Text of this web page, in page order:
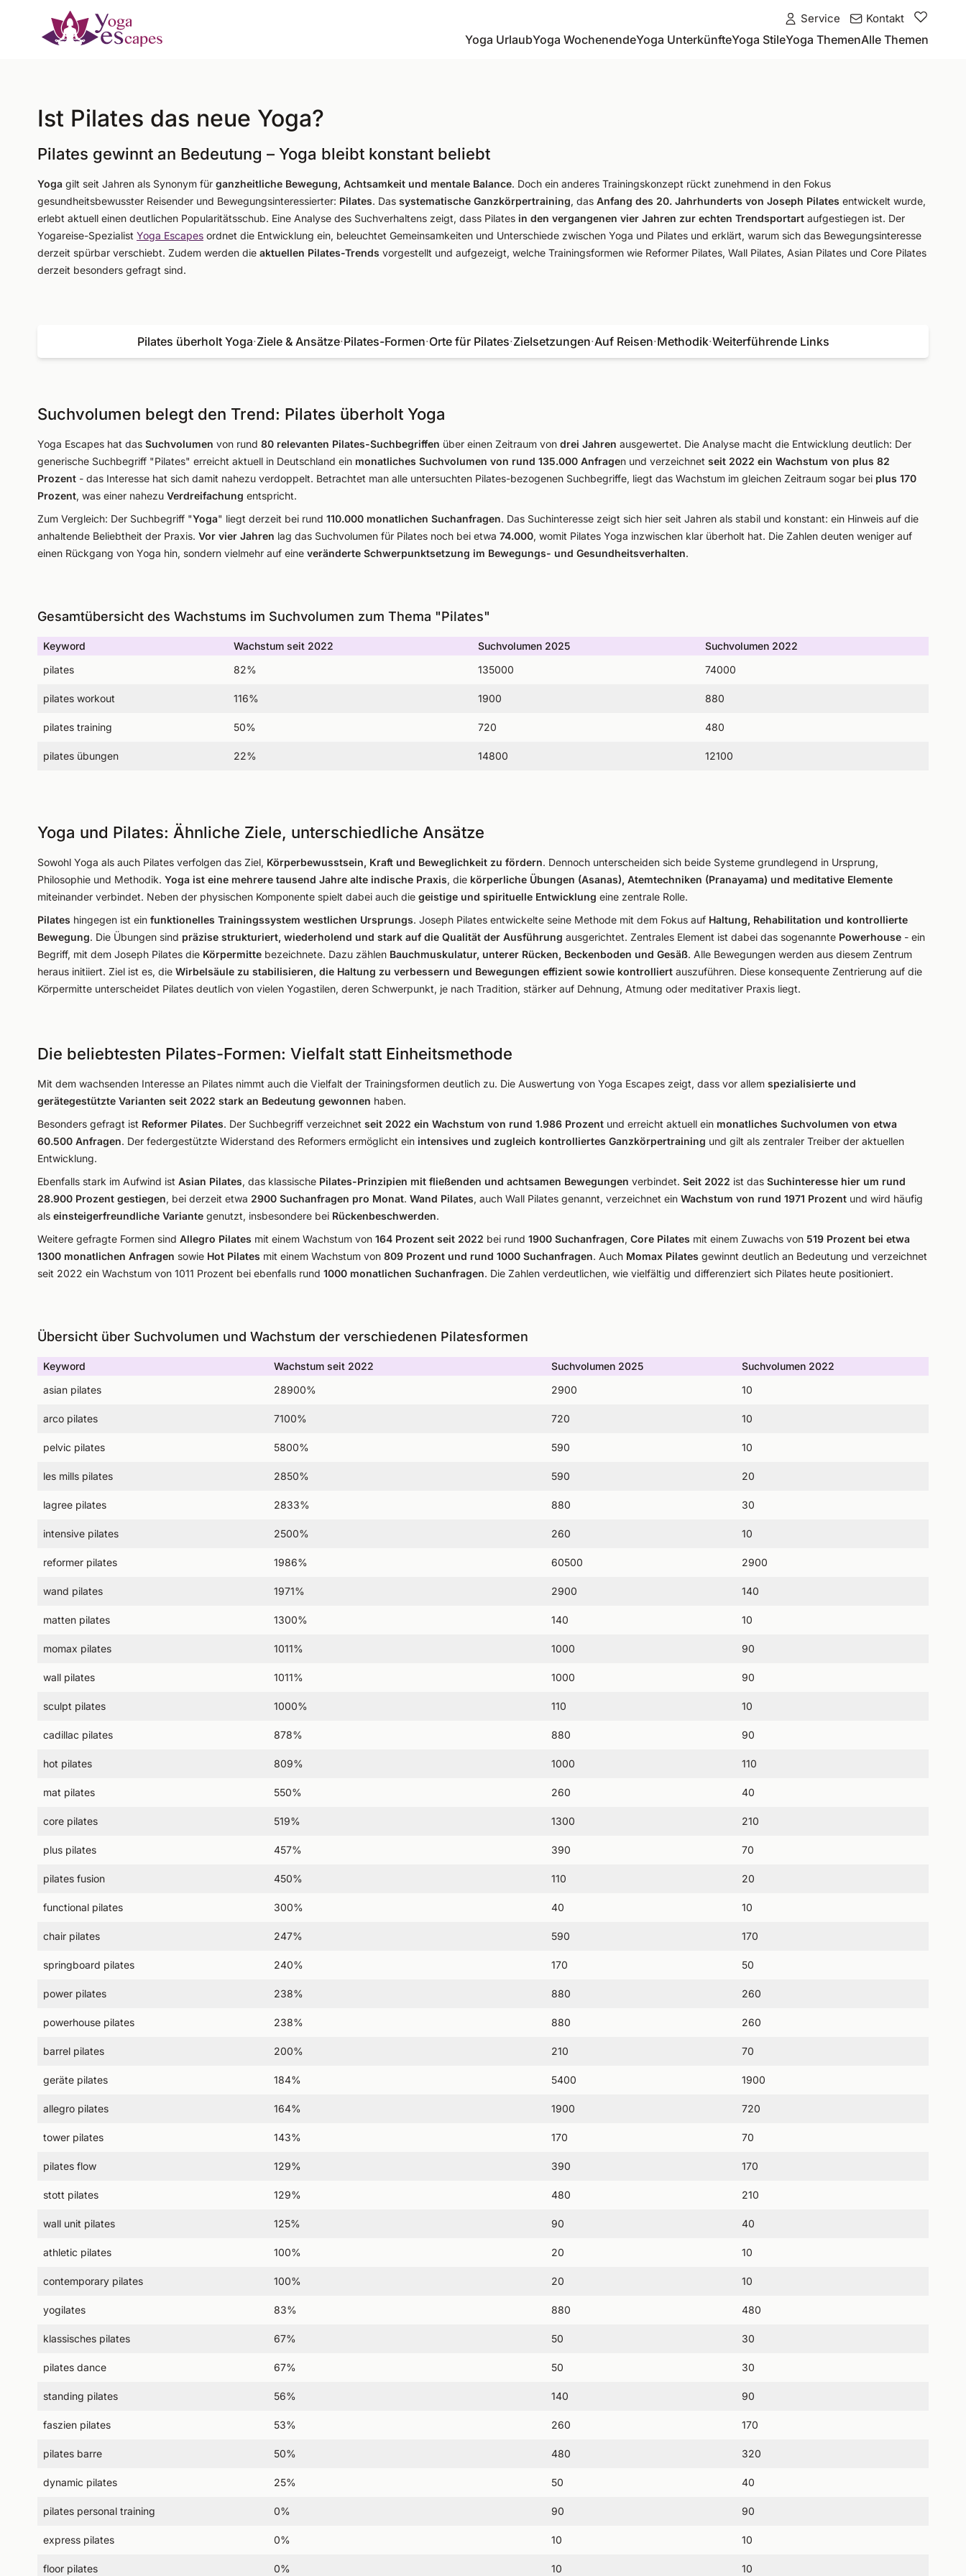
Zum Hauptinhalt springen
Service Kontakt
Yoga UrlaubYoga WochenendeYoga UnterkünfteYoga StileYoga ThemenAlle Themen
Ist Pilates das neue Yoga?
Pilates gewinnt an Bedeutung – Yoga bleibt konstant beliebt
Yoga gilt seit Jahren als Synonym für ganzheitliche Bewegung, Achtsamkeit und mentale Balance. Doch ein anderes Trainingskonzept rückt zunehmend in den Fokus
gesundheitsbewusster Reisender und Bewegungsinteressierter: Pilates. Das systematische Ganzkörpertraining, das Anfang des 20. Jahrhunderts von Joseph Pilates entwickelt wurde,
erlebt aktuell einen deutlichen Popularitätsschub. Eine Analyse des Suchverhaltens zeigt, dass Pilates in den vergangenen vier Jahren zur echten Trendsportart aufgestiegen ist. Der
Yogareise-Spezialist Yoga Escapes ordnet die Entwicklung ein, beleuchtet Gemeinsamkeiten und Unterschiede zwischen Yoga und Pilates und erklärt, warum sich das Bewegungsinteresse
derzeit spürbar verschiebt. Zudem werden die aktuellen Pilates-Trends vorgestellt und aufgezeigt, welche Trainingsformen wie Reformer Pilates, Wall Pilates, Asian Pilates und Core Pilates
derzeit besonders gefragt sind.
Pilates überholt Yoga·Ziele & Ansätze·Pilates-Formen·Orte für Pilates·Zielsetzungen·Auf Reisen·Methodik·Weiterführende Links
Suchvolumen belegt den Trend: Pilates überholt Yoga
Yoga Escapes hat das Suchvolumen von rund 80 relevanten Pilates-Suchbegriffen über einen Zeitraum von drei Jahren ausgewertet. Die Analyse macht die Entwicklung deutlich: Der
generische Suchbegriff "Pilates" erreicht aktuell in Deutschland ein monatliches Suchvolumen von rund 135.000 Anfragen und verzeichnet seit 2022 ein Wachstum von plus 82
Prozent - das Interesse hat sich damit nahezu verdoppelt. Betrachtet man alle untersuchten Pilates-bezogenen Suchbegriffe, liegt das Wachstum im gleichen Zeitraum sogar bei plus 170
Prozent, was einer nahezu Verdreifachung entspricht.
Zum Vergleich: Der Suchbegriff "Yoga" liegt derzeit bei rund 110.000 monatlichen Suchanfragen. Das Suchinteresse zeigt sich hier seit Jahren als stabil und konstant: ein Hinweis auf die
anhaltende Beliebtheit der Praxis. Vor vier Jahren lag das Suchvolumen für Pilates noch bei etwa 74.000, womit Pilates Yoga inzwischen klar überholt hat. Die Zahlen deuten weniger auf
einen Rückgang von Yoga hin, sondern vielmehr auf eine veränderte Schwerpunktsetzung im Bewegungs- und Gesundheitsverhalten.
Gesamtübersicht des Wachstums im Suchvolumen zum Thema "Pilates"
Keyword Wachstum seit 2022 Suchvolumen 2025
Suchvolumen 2022
pilates
82% 135000 74000
pilates workout 116% 1900 880
pilates training 50% 720 480
pilates übungen 22% 14800 12100
Yoga und Pilates: Ähnliche Ziele, unterschiedliche Ansätze
Sowohl Yoga als auch Pilates verfolgen das Ziel, Körperbewusstsein, Kraft und Beweglichkeit zu fördern. Dennoch unterscheiden sich beide Systeme grundlegend in Ursprung,
Philosophie und Methodik. Yoga ist eine mehrere tausend Jahre alte indische Praxis, die körperliche Übungen (Asanas), Atemtechniken (Pranayama) und meditative Elemente
miteinander verbindet. Neben der physischen Komponente spielt dabei auch die geistige und spirituelle Entwicklung eine zentrale Rolle.
Pilates hingegen ist ein funktionelles Trainingssystem westlichen Ursprungs. Joseph Pilates entwickelte seine Methode mit dem Fokus auf Haltung, Rehabilitation und kontrollierte
Bewegung. Die Übungen sind präzise strukturiert, wiederholend und stark auf die Qualität der Ausführung ausgerichtet. Zentrales Element ist dabei das sogenannte Powerhouse - ein
Begriff, mit dem Joseph Pilates die Körpermitte bezeichnete. Dazu zählen Bauchmuskulatur, unterer Rücken, Beckenboden und Gesäß. Alle Bewegungen werden aus diesem Zentrum
heraus initiiert. Ziel ist es, die Wirbelsäule zu stabilisieren, die Haltung zu verbessern und Bewegungen effizient sowie kontrolliert auszuführen. Diese konsequente Zentrierung auf die
Körpermitte unterscheidet Pilates deutlich von vielen Yogastilen, deren Schwerpunkt, je nach Tradition, stärker auf Dehnung, Atmung oder meditativer Praxis liegt.
Die beliebtesten Pilates-Formen: Vielfalt statt Einheitsmethode
Mit dem wachsenden Interesse an Pilates nimmt auch die Vielfalt der Trainingsformen deutlich zu. Die Auswertung von Yoga Escapes zeigt, dass vor allem spezialisierte und
gerätegestützte Varianten seit 2022 stark an Bedeutung gewonnen haben.
Besonders gefragt ist Reformer Pilates. Der Suchbegriff verzeichnet seit 2022 ein Wachstum von rund 1.986 Prozent und erreicht aktuell ein monatliches Suchvolumen von etwa
60.500 Anfragen. Der federgestützte Widerstand des Reformers ermöglicht ein intensives und zugleich kontrolliertes Ganzkörpertraining und gilt als zentraler Treiber der aktuellen
Entwicklung.
Ebenfalls stark im Aufwind ist Asian Pilates, das klassische Pilates-Prinzipien mit fließenden und achtsamen Bewegungen verbindet. Seit 2022 ist das Suchinteresse hier um rund
28.900 Prozent gestiegen, bei derzeit etwa 2900 Suchanfragen pro Monat. Wand Pilates, auch Wall Pilates genannt, verzeichnet ein Wachstum von rund 1971 Prozent und wird häufig
als einsteigerfreundliche Variante genutzt, insbesondere bei Rückenbeschwerden.
Weitere gefragte Formen sind Allegro Pilates mit einem Wachstum von 164 Prozent seit 2022 bei rund 1900 Suchanfragen, Core Pilates mit einem Zuwachs von 519 Prozent bei etwa
1300 monatlichen Anfragen sowie Hot Pilates mit einem Wachstum von 809 Prozent und rund 1000 Suchanfragen. Auch Momax Pilates gewinnt deutlich an Bedeutung und verzeichnet
seit 2022 ein Wachstum von 1011 Prozent bei ebenfalls rund 1000 monatlichen Suchanfragen. Die Zahlen verdeutlichen, wie vielfältig und differenziert sich Pilates heute positioniert.
Übersicht über Suchvolumen und Wachstum der verschiedenen Pilatesformen
Keyword Wachstum seit 2022 Suchvolumen 2025
Suchvolumen 2022
asian pilates
28900% 2900 10
arco pilates 7100% 720 10
pelvic pilates 5800% 590 10
les mills pilates 2850% 590 20
lagree pilates 2833% 880 30
intensive pilates 2500% 260 10
reformer pilates 1986% 60500 2900
wand pilates 1971% 2900 140
matten pilates 1300% 140 10
momax pilates 1011% 1000 90
wall pilates 1011% 1000 90
sculpt pilates 1000% 110 10
cadillac pilates 878% 880 90
hot pilates 809% 1000 110
mat pilates 550% 260 40
core pilates 519% 1300 210
plus pilates 457% 390 70
pilates fusion 450% 110 20
functional pilates 300% 40 10
chair pilates 247% 590 170
springboard pilates 240% 170 50
power pilates 238% 880 260
powerhouse pilates 238% 880 260
barrel pilates 200% 210 70
geräte pilates 184% 5400 1900
allegro pilates 164% 1900 720
tower pilates 143% 170 70
pilates flow 129% 390 170
stott pilates 129% 480 210
wall unit pilates 125% 90 40
athletic pilates 100% 20 10
contemporary pilates 100% 20 10
yogilates 83% 880 480
klassisches pilates 67% 50 30
pilates dance 67% 50 30
standing pilates 56% 140 90
faszien pilates 53% 260 170
pilates barre 50% 480 320
dynamic pilates 25% 50 40
pilates personal training 0% 90 90
express pilates 0% 10 10
floor pilates 0% 10 10